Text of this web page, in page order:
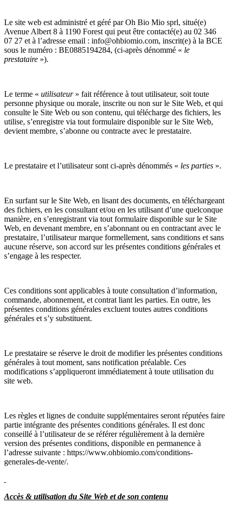
Le site web est administré et géré par Oh Bio Mio sprl, situé(e)
Avenue Albert 8 à 1190 Forest qui peut être contacté(e) au 02 346
07 27 et à l’adresse email : info@ohbiomio.com, inscrit(e) à la BCE
sous le numéro : BE0885194284, (ci-après dénommé « le
prestataire »).
Le terme « utilisateur» fait référence à tout utilisateur, soit toute
personne physique ou morale, inscrite ou non sur le Site Web, et qui
consulte le Site Web ou son contenu, qui télécharge des fichiers, les
utilise, s’enregistre via tout formulaire disponible sur le Site Web,
devient membre, s’abonne ou contracte avec le prestataire.
Le prestataire et l’utilisateur sont ci-après dénommés « les parties ».
En surfant sur le Site Web, en lisant des documents, en téléchargeant
des fichiers, en les consultant et/ou en les utilisant d’une quelconque
manière, en s’enregistrant via tout formulaire disponible sur le Site
Web, en devenant membre, en s’abonnant ou en contractant avec le
prestataire, l’utilisateur marque formellement, sans conditions et sans
aucune réserve, son accord sur les présentes conditions générales et
s’engage à les respecter.
Ces conditions sont applicables à toute consultation d’information,
commande, abonnement, et contrat liant les parties. En outre, les
présentes conditions générales excluent toutes autres conditions
générales et s’y substituent.
Le prestataire se réserve le droit de modifier les présentes conditions
générales à tout moment, sans notification préalable. Ces
modifications s’appliqueront immédiatement à toute utilisation du
site web.
Les règles et lignes de conduite supplémentaires seront réputées faire
partie intégrante des présentes conditions générales. Il est donc
conseillé à l’utilisateur de se référer régulièrement à la dernière
version des présentes conditions, disponible en permanence à
l’adresse suivante : https://www.ohbiomio.com/conditions-
generales-de-vente/.
Accès & utilisation du Site Web et de son contenu